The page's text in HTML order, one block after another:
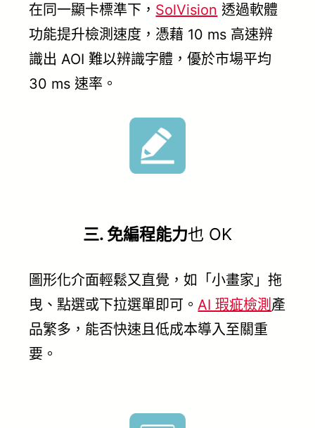
在同一顯卡標準下， SolVision 透過軟體
功能提升檢測速度，憑藉 10 ms 高速辨
識出 AOI 難以辨識字體，優於市場平均
30 ms 速率。
三. 免編程能力也 OK
圖形化介面輕鬆又直覺，如「小畫家」拖
曳、點選或下拉選單即可。 AI 瑕疵檢測 產
品繁多，能否快速且低成本導入至關重
要。